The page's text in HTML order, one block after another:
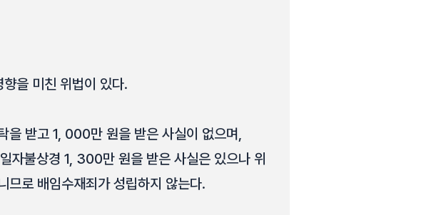
을 미친 위법이 있다.
받고 1, 000만 원을 받은 사실이 없으며,
불상경 1, 300만 원을 받은 사실은 있으나 위
므로 배임수재죄가 성립하지 않는다.